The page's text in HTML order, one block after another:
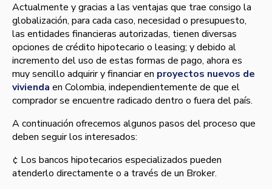
Actualmente y gracias a las ventajas que trae consigo la
globalización, para cada caso, necesidad o presupuesto,
las entidades financieras autorizadas, tienen diversas
opciones de crédito hipotecario o leasing; y debido al
incremento del uso de estas formas de pago, ahora es
muy sencillo adquirir y financiar en proyectos nuevos de
vivienda en Colombia, independientemente de que el
comprador se encuentre radicado dentro o fuera del paí­s.
A continuación ofrecemos algunos pasos del proceso que
deben seguir los interesados:
¢ Los bancos hipotecarios especializados pueden
atenderlo directamente o a través de un Broker.